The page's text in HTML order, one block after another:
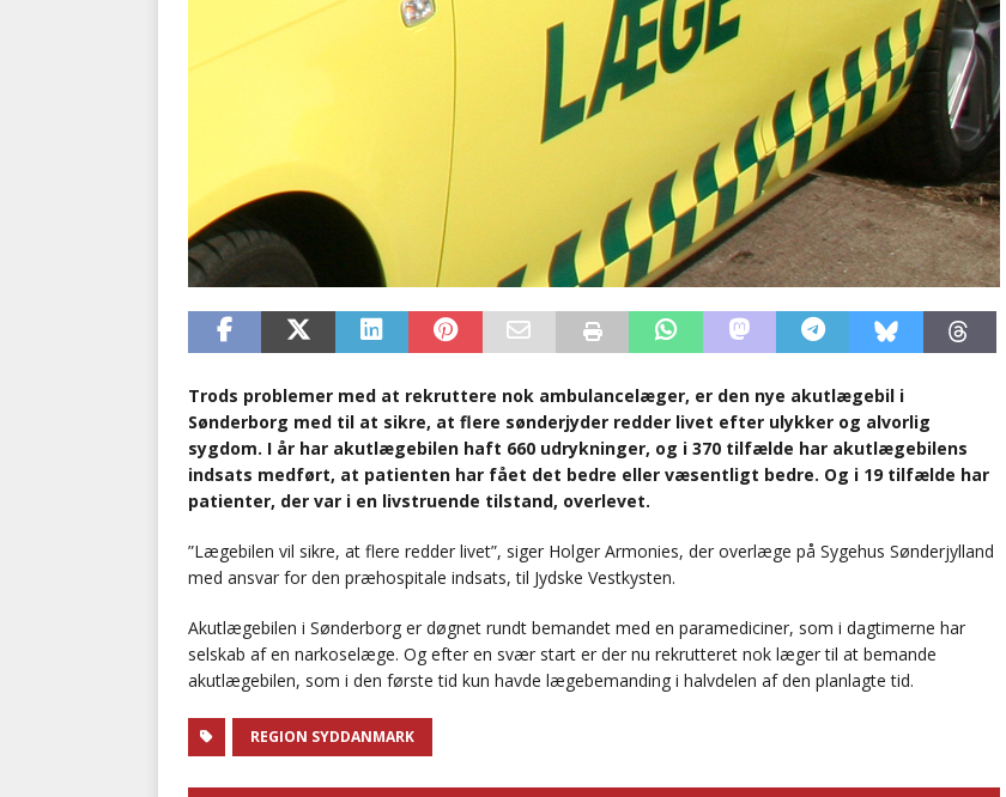
Trods problemer med at rekruttere nok ambulancelæger, er den nye akutlægebil i
Sønderborg med til at sikre, at flere sønderjyder redder livet efter ulykker og alvorlig
sygdom. I år har akutlægebilen haft 660 udrykninger, og i 370 tilfælde har akutlægebilens
indsats medført, at patienten har fået det bedre eller væsentligt bedre. Og i 19 tilfælde har
patienter, der var i en livstruende tilstand, overlevet.
”Lægebilen vil sikre, at flere redder livet”, siger Holger Armonies, der overlæge på Sygehus Sønderjylland
med ansvar for den præhospitale indsats, til Jydske Vestkysten.
Akutlægebilen i Sønderborg er døgnet rundt bemandet med en paramediciner, som i dagtimerne har
selskab af en narkoselæge. Og efter en svær start er der nu rekrutteret nok læger til at bemande
akutlægebilen, som i den første tid kun havde lægebemanding i halvdelen af den planlagte tid.
REGION SYDDANMARK